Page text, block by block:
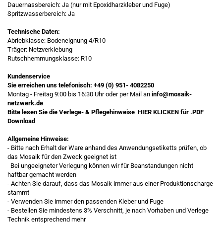
Dauernassbereich: Ja (nur mit Epoxidharzkleber und Fuge)
Spritzwasserbereich: Ja
Technische Daten:
Abriebklasse: Bodeneignung 4/R10
Träger: Netzverklebung
Rutschhemmungsklasse: R10
Kundenservice
Sie erreichen uns telefonisch: +49 (0) 951- 4082250
Montag - Freitag 9:00 bis 16:30 Uhr oder per Mail an info@mosaik-
netzwerk.de
Bitte lesen Sie die Verlege- & Pflegehinweise HIER KLICKEN für .PDF
Download
Allgemeine Hinweise:
- Bitte nach Erhalt der Ware anhand des Anwendungsetiketts prüfen, ob
das Mosaik für den Zweck geeignet ist
Bei ungeeigneter Verlegung können wir für Beanstandungen nicht
haftbar gemacht werden
- Achten Sie darauf, dass das Mosaik immer aus einer Produktionscharge
stammt
- Verwenden Sie immer den passenden Kleber und Fuge
- Bestellen Sie mindestens 3% Verschnitt, je nach Vorhaben und Verlege
Technik entsprechend mehr